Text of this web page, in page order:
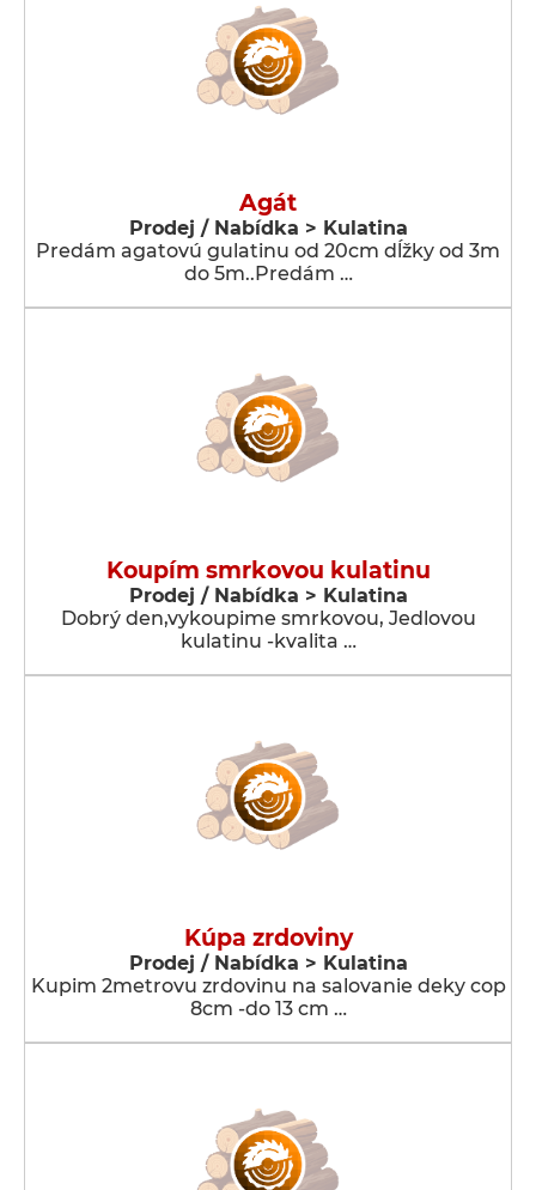
Agát
Prodej / Nabídka > Kulatina
Predám agatovú gulatinu od 20cm dĺžky od 3m
do 5m..Predám …
Koupím smrkovou kulatinu
Prodej / Nabídka > Kulatina
Dobrý den,vykoupime smrkovou, Jedlovou
kulatinu -kvalita …
Kúpa zrdoviny
Prodej / Nabídka > Kulatina
Kupim 2metrovu zrdovinu na salovanie deky cop
8cm -do 13 cm …